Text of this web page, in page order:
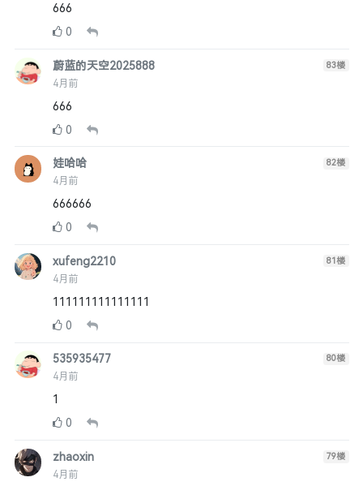
666
0
蔚蓝的天空2025888
4月前
83楼
666
0
娃哈哈
4月前
82楼
666666
0
xufeng2210
4月前
81楼
111111111111111
0
535935477
4月前
80楼
1
0
zhaoxin
4月前
79楼